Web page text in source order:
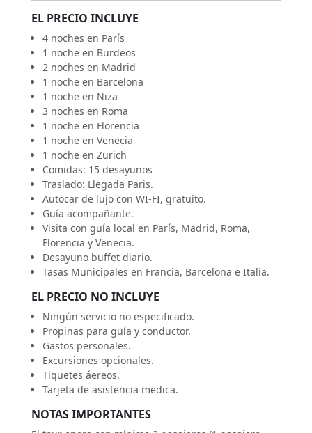
EL PRECIO INCLUYE
4 noches en París
1 noche en Burdeos
2 noches en Madrid
1 noche en Barcelona
1 noche en Niza
3 noches en Roma
1 noche en Florencia
1 noche en Venecia
1 noche en Zurich
Comidas: 15 desayunos
Traslado: Llegada Paris.
Autocar de lujo con WI-FI, gratuito.
Guía acompañante.
Visita con guía local en París, Madrid, Roma,
Florencia y Venecia.
Desayuno buffet diario.
Tasas Municipales en Francia, Barcelona e Italia.
EL PRECIO NO INCLUYE
Ningún servicio no especificado.
Propinas para guía y conductor.
Gastos personales.
Excursiones opcionales.
Tiquetes áereos.
Tarjeta de asistencia medica.
NOTAS IMPORTANTES